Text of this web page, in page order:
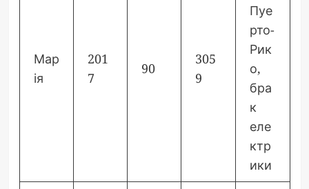
Мар
ія
201
7
90
305
9
Пуе
рто-
Рик
о,
бра
к
еле
ктр
ики